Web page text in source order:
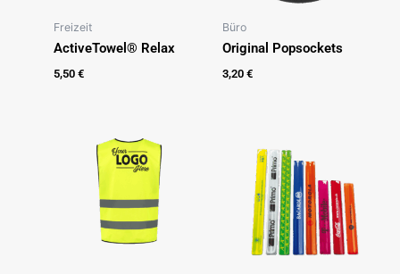
Freizeit
ActiveTowel® Relax
5,50 €
Büro
Original Popsockets
3,20 €